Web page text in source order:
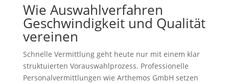
Wie Auswahlverfahren
Geschwindigkeit und Qualität
vereinen
Schnelle Vermittlung geht heute nur mit einem klar
struktuierten Vorauswahlprozess. Professionelle
Personalvermittlungen wie Arthemos GmbH setzen